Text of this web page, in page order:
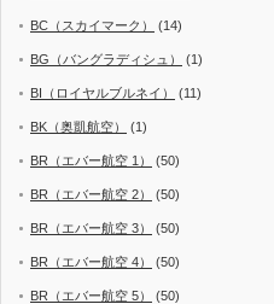
BC（スカイマーク） (14)
BG（バングラディシュ） (1)
BI（ロイヤルブルネイ） (11)
BK（奥凱航空） (1)
BR（エバー航空 1） (50)
BR（エバー航空 2） (50)
BR（エバー航空 3） (50)
BR（エバー航空 4） (50)
BR（エバー航空 5） (50)